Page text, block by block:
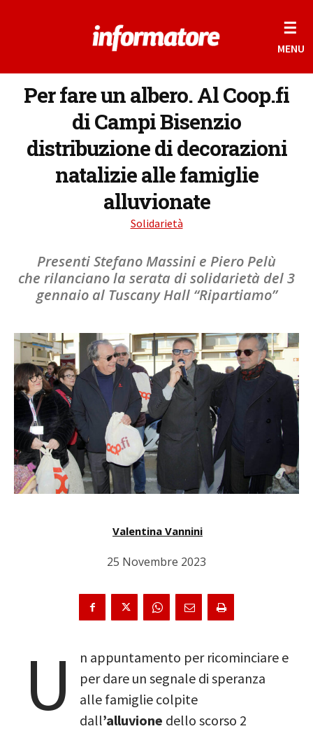
☰
MENU
Per fare un albero. Al Coop.fi
di Campi Bisenzio
distribuzione di decorazioni
natalizie alle famiglie
alluvionate
Solidarietà
Presenti Stefano Massini e Piero Pelù
che rilanciano la serata di solidarietà del 3
gennaio al Tuscany Hall “Ripartiamo”
Valentina Vannini
25 Novembre 2023
U
n appuntamento per ricominciare e
per dare un segnale di speranza
alle famiglie colpite
dall’alluvione dello scorso 2